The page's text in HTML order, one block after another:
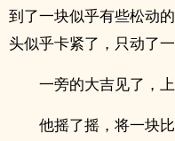
到了一块似乎有些松动
头似乎卡紧了，只动了一
一旁的大吉见了，上
他摇了摇，将一块